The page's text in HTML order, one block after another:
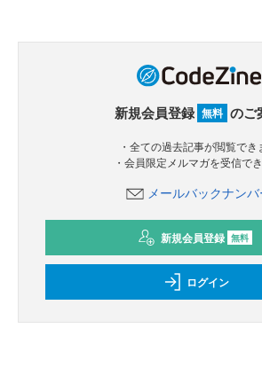
新規会員登録 無料 のご
・全ての過去記事が閲覧でき
・会員限定メルマガを受信で
メールバックナンバ
新規会員登録 無料
ログイン